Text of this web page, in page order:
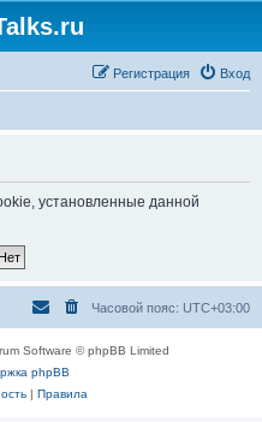
Вход
Регистрация
установленные данной
Часовой пояс: UTC+03:00
Software © phpBB Limited
phpBB
| Правила